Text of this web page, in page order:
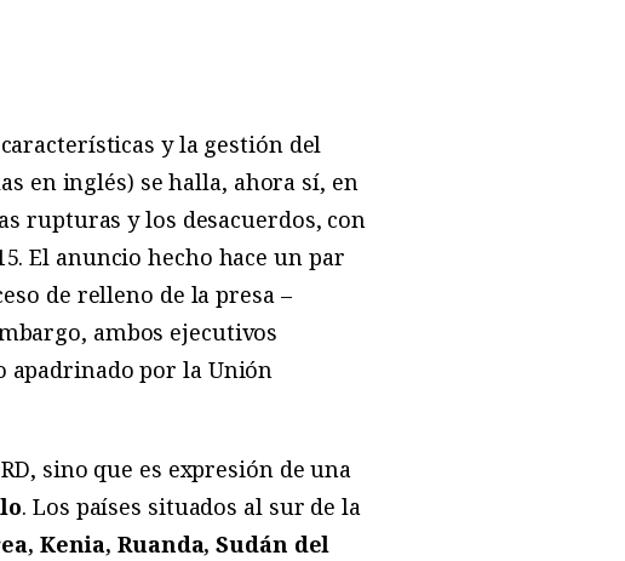
y la gestión del
en inglés) se halla, ahora sí, en
rupturas y los desacuerdos, con
El anuncio hecho hace un par
de relleno de la presa –
ambos ejecutivos
por la Unión
sino que es expresión de una
. Los países situados al sur de la
Kenia, Ruanda, Sudán del